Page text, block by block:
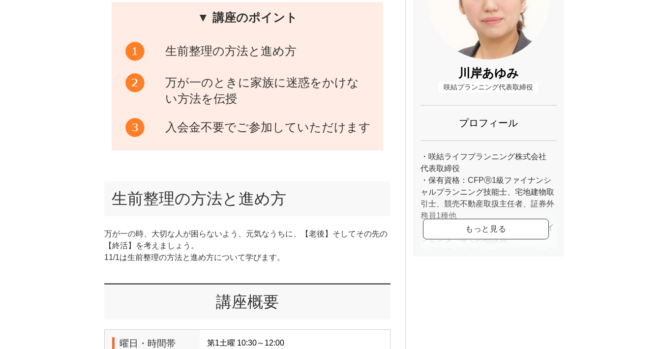
▼ 講座のポイント
生前整理の方法と進め方
万が一のときに家族に迷惑をかけな
い方法を伝授
入会金不要でご参加していただけます
生前整理の方法と進め方
万が一の時、大切な人が困らないよう、元気なうちに、【老後】そしてその先の
【終活】を考えましょう。
11/1は生前整理の方法と進め方について学びます。
講座概要
曜日・時間帯 第1土曜 10:30～12:00
川岸あゆみ
咲結プランニング代表取締役
プロフィール
・咲結ライフプランニング株式会社
代表取締役
・保有資格：CFPⓇ1級ファイナンシ
ャルプランニング技能士、宅地建物取
引士、競売不動産取扱主任者、証券外
務員1種他
・住宅新報 記事掲載・ハウスデザイ
ンセンター等での相談員